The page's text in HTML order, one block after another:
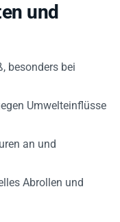
und
besonders bei
Umwelteinflüsse
an und
Abrollen und